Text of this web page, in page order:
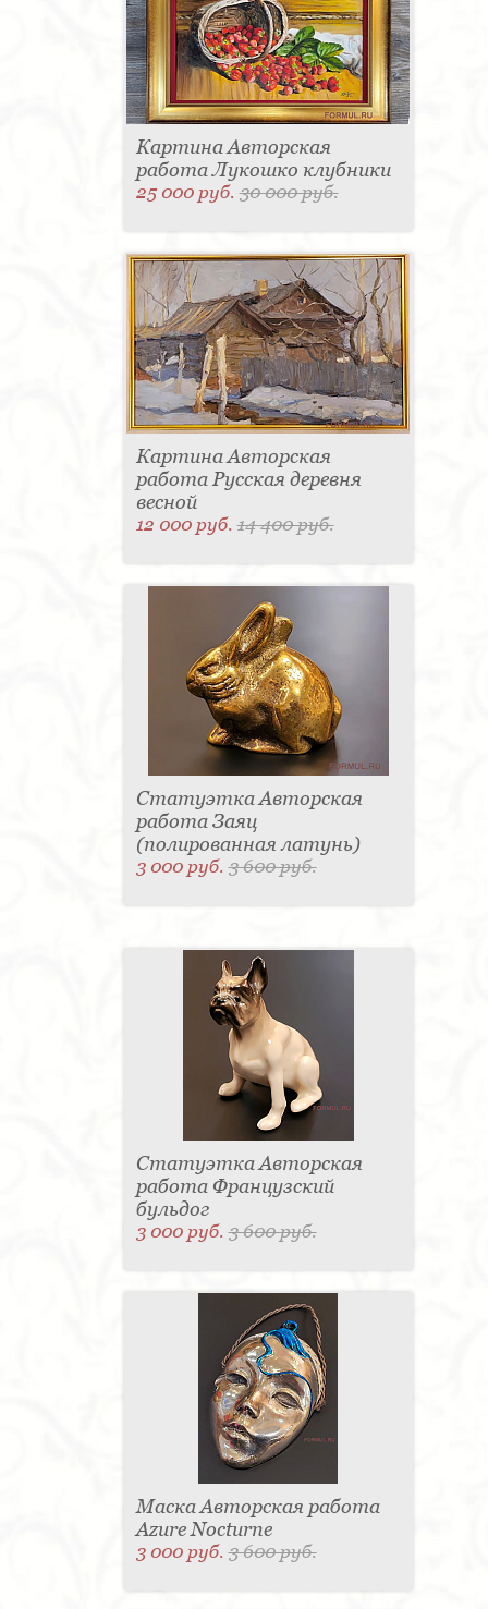
Картина Авторская
работа Лукошко клубники
25 000 руб.30 000 руб.
Картина Авторская
работа Русская деревня
весной
12 000 руб.14 400 руб.
Статуэтка Авторская
работа Заяц
(полированная латунь)
3 000 руб.3 600 руб.
Статуэтка Авторская
работа Французский
бульдог
3 000 руб.3 600 руб.
Маска Авторская работа
Azure Nocturne
3 000 руб.3 600 руб.